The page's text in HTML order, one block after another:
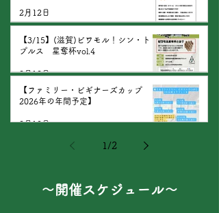
2月12日
【3/15】(滋賀)ビワモル！シン・トリ
プルス 星奪杯vol.4
2月12日
【ファミリー・ビギナーズカップ
2026年の年間予定】
2月10日
1 /2
​～開催スケジュール～